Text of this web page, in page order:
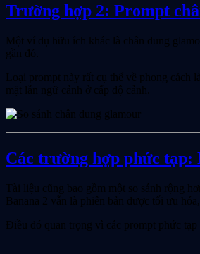
Trường hợp 2: Prompt
Một ví dụ hữu ích khác là chân dung
gần đó.
Loại prompt này rất cụ thể về phong cách
mặt lẫn ngữ cảnh ở cấp độ cảnh.
Các trường hợp phức tạp:
Tài liệu cũng bao gồm một so sánh rộng
Banana 2 vẫn là phiên bản được tối ưu
Điều đó quan trọng vì các prompt phức